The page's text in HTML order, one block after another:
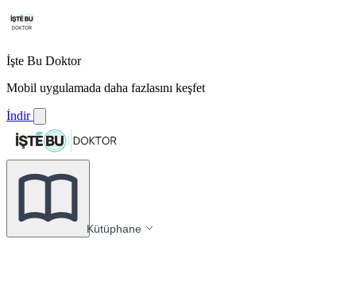
İşte Bu Doktor
Mobil uygulamada daha fazlasını keşfet
İndir
Kütüphane